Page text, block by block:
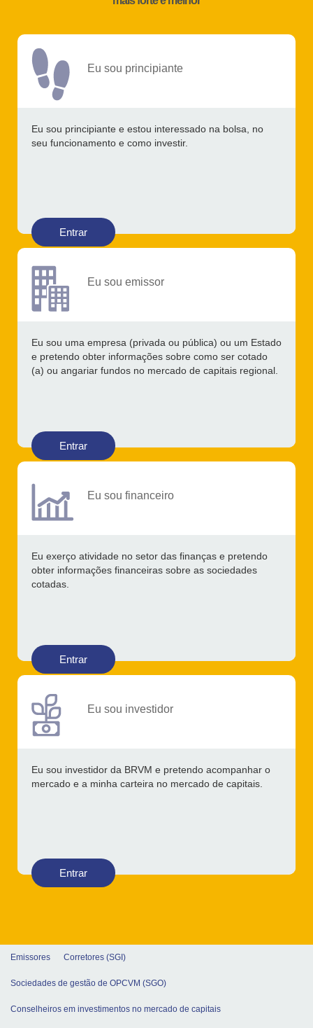
Eu sou principiante
Eu sou principiante e estou interessado na bolsa, no
seu funcionamento e como investir.
Entrar
Eu sou emissor
Eu sou uma empresa (privada ou pública) ou um Estado
e pretendo obter informações sobre como ser cotado
(a) ou angariar fundos no mercado de capitais regional.
Entrar
Eu sou financeiro
Eu exerço atividade no setor das finanças e pretendo
obter informações financeiras sobre as sociedades
cotadas.
Entrar
Eu sou investidor
Eu sou investidor da BRVM e pretendo acompanhar o
mercado e a minha carteira no mercado de capitais.
Entrar
Emissores Corretores (SGI)
Sociedades de gestão de OPCVM (SGO)
Conselheiros em investimentos no mercado de capitais